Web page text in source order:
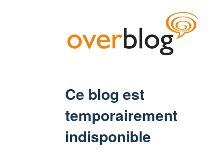
Ce blog est
temporairement
indisponible